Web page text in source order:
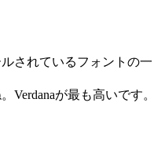
されているフォントの一
Verdanaが最も高いです。